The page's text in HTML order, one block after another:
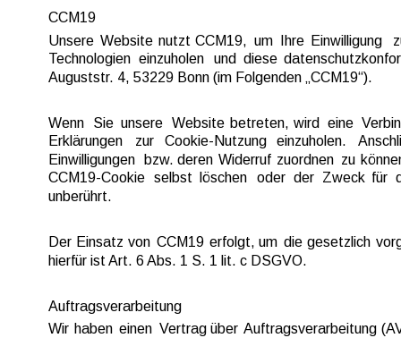
CCM19
Unsere Website nutzt CCM19, um Ihre Einwilligung
Technologien einzuholen und diese
Auguststr. 4, 53229 Bonn (im Folgenden „CCM19“).
Wenn Sie unsere Website betreten, wird eine
Erklärungen
zur Cookie-Nutzung einzuholen.
Einwilligungen
bzw. deren Widerruf zuordnen zu
CCM19-Cookie
selbst löschen oder der Zweck für
unberührt.
Der Einsatz von CCM19 erfolgt, um die gesetzlich
hierfür ist Art. 6 Abs. 1 S. 1 lit. c DSGVO.
Auftragsverarbeitung
Wir haben einen Vertrag über Auftragsverarbeitung